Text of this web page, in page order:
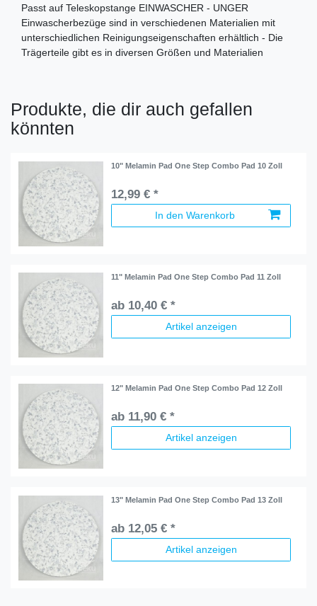
Passt auf Teleskopstange EINWASCHER - UNGER
Einwascherbezüge sind in verschiedenen Materialien mit
unterschiedlichen Reinigungseigenschaften erhältlich - Die
Trägerteile gibt es in diversen Größen und Materialien
Produkte, die dir auch gefallen
könnten
10" Melamin Pad One Step Combo Pad 10 Zoll
12,99 € *
In den Warenkorb
11" Melamin Pad One Step Combo Pad 11 Zoll
ab 10,40 € *
Artikel anzeigen
12" Melamin Pad One Step Combo Pad 12 Zoll
ab 11,90 € *
Artikel anzeigen
13" Melamin Pad One Step Combo Pad 13 Zoll
ab 12,05 € *
Artikel anzeigen